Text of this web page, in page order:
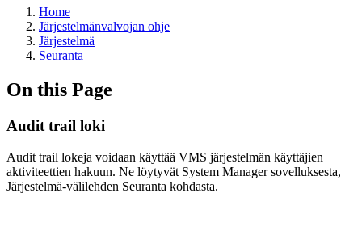
Home
Järjestelmänvalvojan ohje
Järjestelmä
Seuranta
On this Page
Audit trail loki
Audit trail lokeja voidaan käyttää VMS järjestelmän käyttäjien
aktiviteettien hakuun. Ne löytyvät System Manager sovelluksesta,
Järjestelmä-välilehden Seuranta kohdasta.